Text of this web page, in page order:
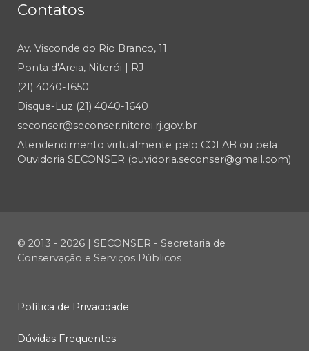
Contatos
Av. Visconde do Rio Branco, 11
Ponta d'Areia, Niterói | RJ
(21) 4040-1650
Disque-Luz (21) 4040-1640
seconser@seconser.niteroi.rj.gov.br
Atendendimento virtualmente pelo COLAB ou pela
Ouvidoria SECONSER (ouvidoria.seconser@gmail.com)
© 2013 - 2026 | SECONSER - Secretaria de
Conservação e Serviços Públicos
Política de Privacidade
Dúvidas Frequentes